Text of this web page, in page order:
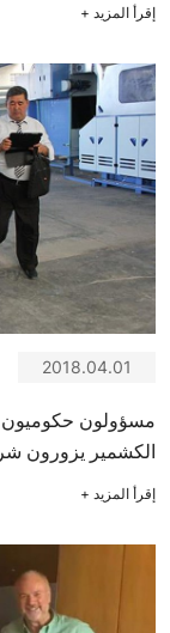
إقرأ المزيد +
2018.04.01
مسؤولون
الكشمير يزورون
إقرأ المزيد +